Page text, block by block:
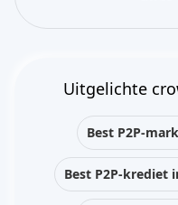
Uitgelichte
Best P2P-
Best P2P-krediet